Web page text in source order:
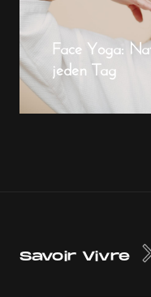
Face Yoga:
jeden Tag
Savoir Vivre